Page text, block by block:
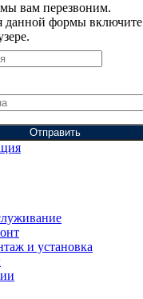
мы вам перезвоним.
данной формы включите
Отправить
и установка